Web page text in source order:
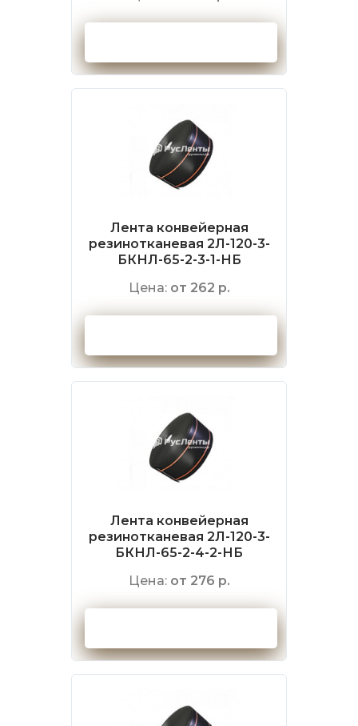
Лента конвейерная
резинотканевая 2Л-120-3-
БКНЛ-65-2-3-1-НБ
Цена: от 262 р.
Лента конвейерная
резинотканевая 2Л-120-3-
БКНЛ-65-2-4-2-НБ
Цена: от 276 р.